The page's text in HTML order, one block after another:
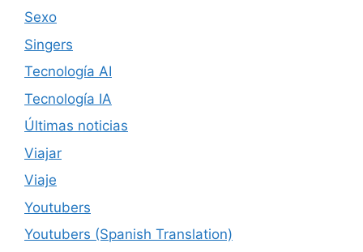
Sexo
Singers
Tecnología AI
Tecnología IA
Últimas noticias
Viajar
Viaje
Youtubers
Youtubers (Spanish Translation)